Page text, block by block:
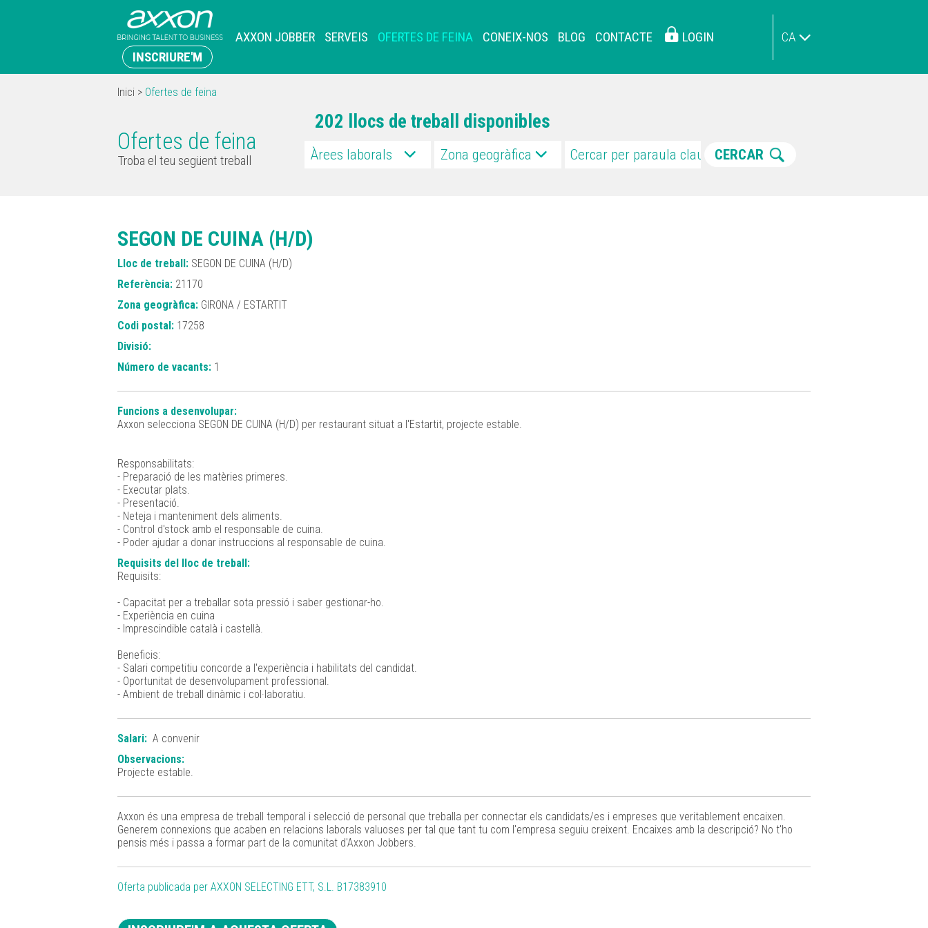
INSCRIURE'M
AXXON JOBBER SERVEIS OFERTES DE FEINA CONEIX-NOS BLOG CONTACTE LOGIN CA
Inici > Ofertes de feina
Ofertes de feina
Troba el teu següent treball
202 llocs de treball disponibles
Àrees laborals Zona geogràfica CERCAR
SEGON DE CUINA (H/D)
Lloc de treball: SEGON DE CUINA (H/D)
Referència: 21170
Zona geogràfica: GIRONA / ESTARTIT
Codi postal: 17258
Divisió:
Número de vacants: 1
Funcions a desenvolupar:
Axxon selecciona SEGON DE CUINA (H/D) per restaurant situat a l'Estartit, projecte estable.
Responsabilitats:
- Preparació de les matèries primeres.
- Executar plats.
- Presentació.
- Neteja i manteniment dels aliments.
- Control d'stock amb el responsable de cuina.
- Poder ajudar a donar instruccions al responsable de cuina.
Requisits del lloc de treball:
Requisits:
- Capacitat per a treballar sota pressió i saber gestionar-ho.
- Experiència en cuina
- Imprescindible català i castellà.
Beneficis:
- Salari competitiu concorde a l'experiència i habilitats del candidat.
- Oportunitat de desenvolupament professional.
- Ambient de treball dinàmic i col·laboratiu.
Salari: A convenir
Observacions:
Projecte estable.
Axxon és una empresa de treball temporal i selecció de personal que treballa per connectar els candidats/es i empreses que veritablement encaixen.
Generem connexions que acaben en relacions laborals valuoses per tal que tant tu com l'empresa seguiu creixent. Encaixes amb la descripció? No t'ho
pensis més i passa a formar part de la comunitat d'Axxon Jobbers.
Oferta publicada per AXXON SELECTING ETT, S.L. B17383910